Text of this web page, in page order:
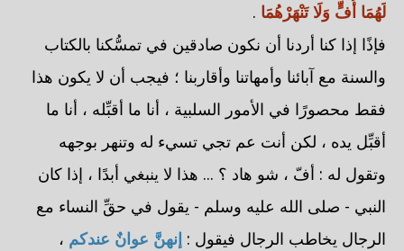
لَهُمَا أُفٍّ وَلَا تَنْهَرْهُمَا .
فإذًا إذا كنا أردنا أن نكون صادقين في تمسُّكنا بالكتاب
والسنة مع آبائنا وأمهاتنا وأقاربنا ؛ فيجب أن لا يكون هذا
فقط محصورًا في الأمور السلبية ، أنا ما أقبِّله ، أنا ما
أقبِّل يده ، لكن أنت عم تجي تسيء له وتنهر بوجهه
وتقول له : أفّ ، شو هاد ؟ ... هذا لا ينبغي أبدًا ، إذا كان
النبي - صلى الله عليه وسلم - يقول في حقِّ النساء مع
الرجال يخاطب الرجال فيقول : إنهنَّ عوانٌ عندكم ،